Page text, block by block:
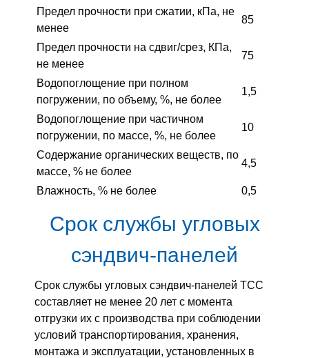
Предел прочности при сжатии, кПа, не
менее
85
Предел прочности на сдвиг/срез, КПа,
не менее
75
Водопоглощение при полном
погружении, по объему, %, не более
1,5
Водопоглощение при частичном
погружении, по массе, %, не более
10
Содержание органических веществ, по
массе, % не более
4,5
Влажность, % не более 0,5
Срок службы угловых
сэндвич-панелей
Срок службы угловых сэндвич-панелей ТСС
составляет не менее 20 лет с момента
отгрузки их с производства при соблюдении
условий транспортирования, хранения,
монтажа и эксплуатации, установленных в